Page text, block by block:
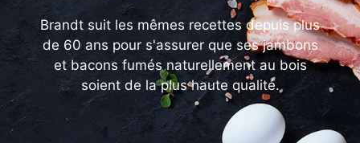
Brandt suit les mêmes recettes depuis plus
de 60 ans pour s'assurer que ses jambons
et bacons fumés naturellement au bois
soient de la plus haute qualité.